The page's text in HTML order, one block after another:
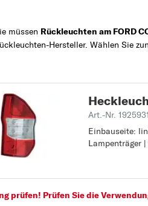
FIESTA
MONDEO
KUGA
COURIER
E
müssen Rückleuchten am FORD
Hersteller. Wählen Sie
Art.-Nr. 1925931
Einbauseite:
Lampenträger
Einbauseite:
prüfen! Prüfen Sie die